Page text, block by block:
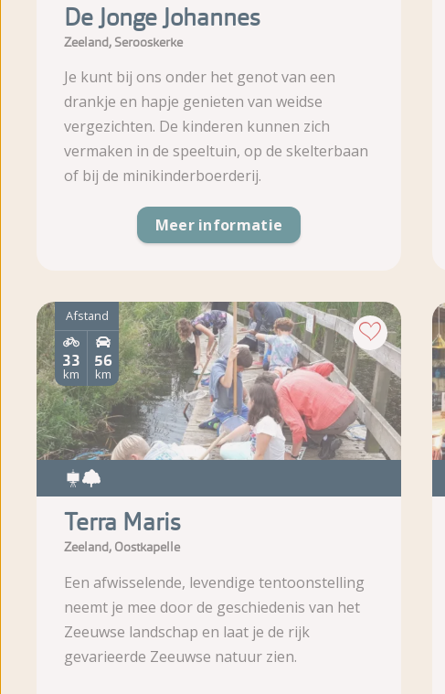
De Jonge Johannes
Zeeland, Serooskerke
Je kunt bij ons onder het genot van een
drankje en hapje genieten van weidse
vergezichten. De kinderen kunnen zich
vermaken in de speeltuin, op de skelterbaan
of bij de minikinderboerderij.
Meer informatie
Afstand
56
km
33
km
Terra Maris
Zeeland, Oostkapelle
Een afwisselende, levendige tentoonstelling
neemt je mee door de geschiedenis van het
Zeeuwse landschap en laat je de rijk
gevarieerde Zeeuwse natuur zien.